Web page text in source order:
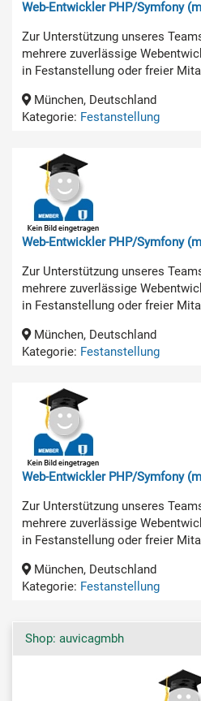
Web-Entwickler PHP/Symfony
Zur Unterstützung unseres
mehrere zuverlässige
in Festanstellung oder freier
München, Deutschland
Kategorie: Festanstellung
Web-Entwickler PHP/Symfony
Zur Unterstützung unseres
mehrere zuverlässige
in Festanstellung oder freier
München, Deutschland
Kategorie: Festanstellung
Web-Entwickler PHP/Symfony
Zur Unterstützung unseres
mehrere zuverlässige
in Festanstellung oder freier
München, Deutschland
Kategorie: Festanstellung
Shop: auvicagmbh